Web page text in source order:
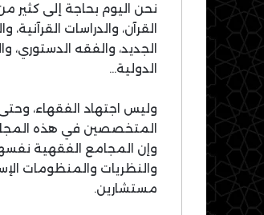
نحن اليوم بحاجة إلى كثير
القرآن، والدراسات
الجديد، والفقه الدستوري،
الدولية…
وليس اجتهاد الفقهاء،
المتخصصين في هذه
وإن المجامع الفقهية
والنظريات والمنظومات
مستشارين.